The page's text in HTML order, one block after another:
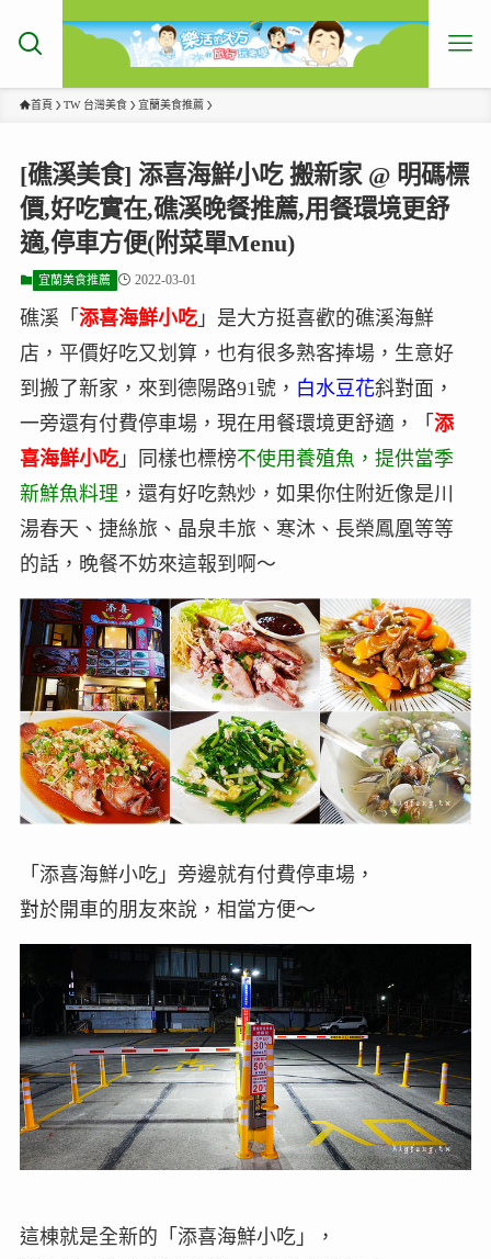
首頁 TW 台灣美食 宜蘭美食推薦
[礁溪美食] 添喜海鮮小吃 搬新家 @ 明碼標
價,好吃實在,礁溪晚餐推薦,用餐環境更舒
適,停車方便(附菜單Menu)
宜蘭美食推薦 2022-03-01
礁溪「 添喜海鮮小吃」是大方挺喜歡的礁溪海鮮
店，平價好吃又划算，也有很多熟客捧場，生意好
到搬了新家，來到德陽路91號， 白水豆花斜對面，
一旁還有付費停車場，現在用餐環境更舒適，「 添
喜海鮮小吃」同樣也標榜不使用養殖魚，提供當季
新鮮魚料理 ，還有好吃熱炒，如果你住附近像是川
湯春天、捷絲旅、晶泉丰旅、寒沐、長榮鳳凰等等
的話，晚餐不妨來這報到啊～
「添喜海鮮小吃」旁邊就有付費停車場，
對於開車的朋友來說，相當方便～
這棟就是全新的「添喜海鮮小吃」，